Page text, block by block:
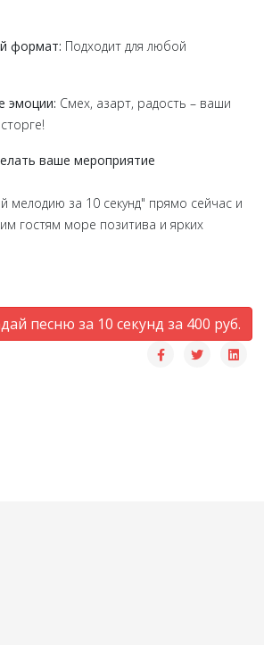
формат: Подходит для любой
эмоции: Смех, азарт, радость – ваши
ваше мероприятие
мелодию за 10 секунд" прямо сейчас и
гостям море позитива и ярких
песню за 10 секунд за 400 руб.